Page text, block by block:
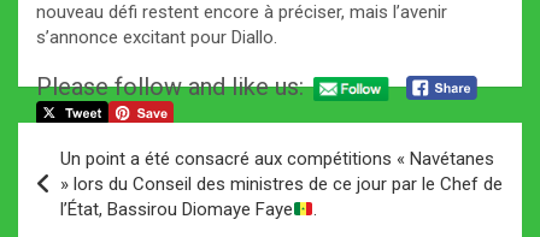
nouveau défi restent encore à préciser, mais l’avenir
s’annonce excitant pour Diallo.
Please follow and like us:
de
l’article
Un point a été consacré aux compétitions « Navétanes
» lors du Conseil des ministres de ce jour par le Chef de
l’État, Bassirou Diomaye Faye
.